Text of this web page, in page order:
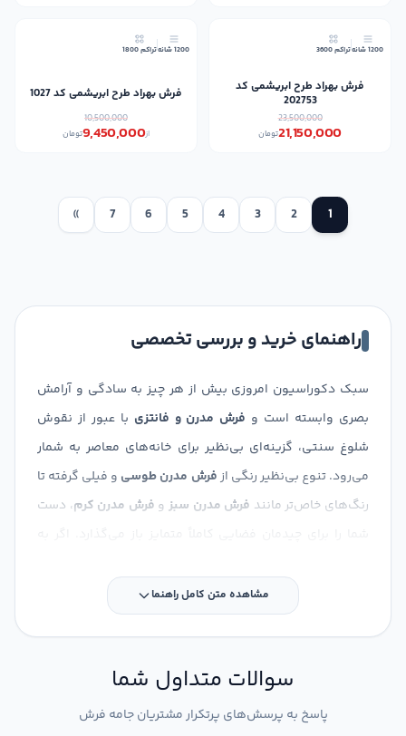
1200 شانه تراکم 3600
فرش بهراد طرح ابریشمی کد
202753
23,500,000
21,150,000تومان
1200 شانه تراکم 1800
فرش بهراد طرح ابریشمی کد 1027
10,500,000
از9,450,000تومان
1
2
3
4
5
6
7
»
راهنمای خرید و بررسی تخصصی
سبک دکوراسیون امروزی بیش از هر چیز به سادگی و آرامش
بصری وابسته است و فرش مدرن و فانتزی با عبور از نقوش
شلوغ سنتی، گزینه‌ای بی‌نظیر برای خانه‌های معاصر به شمار
می‌رود. تنوع بی‌نظیر رنگی ازفرش مدرن طوسی و فیلی گرفته تا
رنگ‌های خاص‌تر مانند فرش مدرن سبزو فرش مدرن کرم، دست
اجتماعی هستید، یکفرش مدرن پینترستیبا ساختار
تفاوتی نمی‌کند که به دنبال انتخاب یک
هستید یا می‌خواهید اتمسفر آرامش‌بخشی را در محیط
مشاهده متن کامل راهنما
سوالات متداول شما
پاسخ به پرسش‌های پرتکرار مشتریان جامه فرش